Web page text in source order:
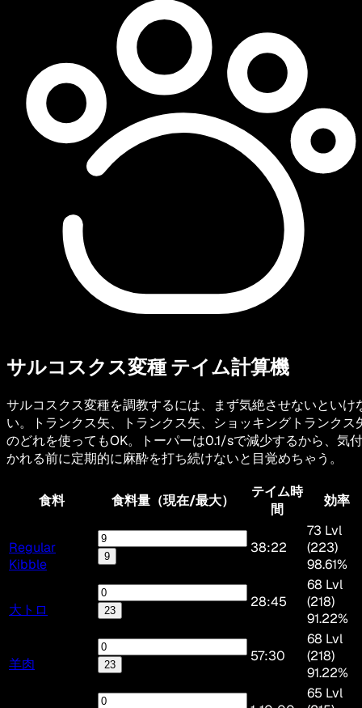
サルコスクス変種テイム計算機
サルコスクス変種を調教するには、まず気絶させないといけ
い。トランクス矢、トランクス矢、ショッキングトランクス
のどれを使ってもOK。トーパーは0.1/sで減少するから、気付
かれる前に定期的に麻酔を打ち続けないと目覚めちゃう。
食料 食料量（現在/最大）
テイム時
間
効率
Regular
Kibble
9
38:22
73 Lvl
(223)
98.61%
大トロ 23
28:45
68 Lvl
(218)
91.22%
羊肉 23
57:30
68 Lvl
(218)
91.22%
65 Lvl